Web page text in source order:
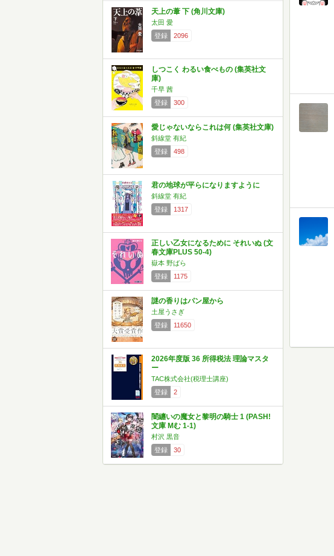
天上の葦 下 (角川文庫)
太田 愛
登録
2096
しつこく わるい食べもの (集英社文
庫)
千早 茜
登録
300
愛じゃないならこれは何 (集英社文庫)
斜線堂 有紀
登録
498
君の地球が平らになりますように
斜線堂 有紀
登録
1317
正しい乙女になるために それいぬ (文
春文庫PLUS 50-4)
嶽本 野ばら
登録
1175
謎の香りはパン屋から
土屋うさぎ
登録
11650
2026年度版 36 所得税法 理論マスタ
ー
TAC株式会社(税理士講座)
登録
2
闇纏いの魔女と黎明の騎士 1 (PASH!
文庫 Mむ 1-1)
村沢 黒音
登録
30